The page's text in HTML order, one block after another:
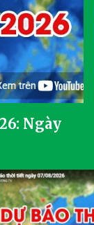
Ngày